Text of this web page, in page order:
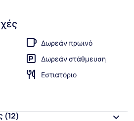
Δωρεάν πρωινό
Δωρεάν στάθμευση
Εστιατόριο
(12)